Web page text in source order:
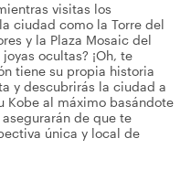
visitas los
ciudad como la Torre del
y la Plaza Mosaic del
ocultas? ¡Oh, te
tiene su propia historia
y descubrirás la ciudad a
Kobe al máximo basándote
de que te
única y local de